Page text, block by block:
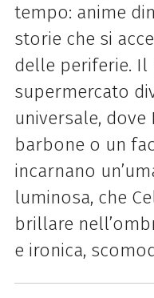
tempo: anime
storie che si
delle periferie. Il
supermercato
universale,
barbone o un
incarnano
luminosa, che
brillare
e ironica,